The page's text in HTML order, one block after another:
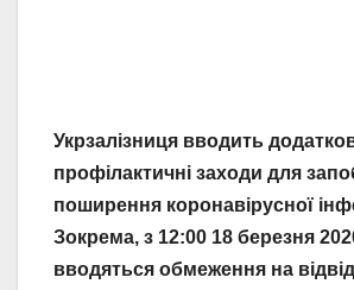
Укрзалізниця вводить
профілактичні заходи для
поширення коронавірусної
Зокрема, з 12:00 18 березня
вводяться обмеження на